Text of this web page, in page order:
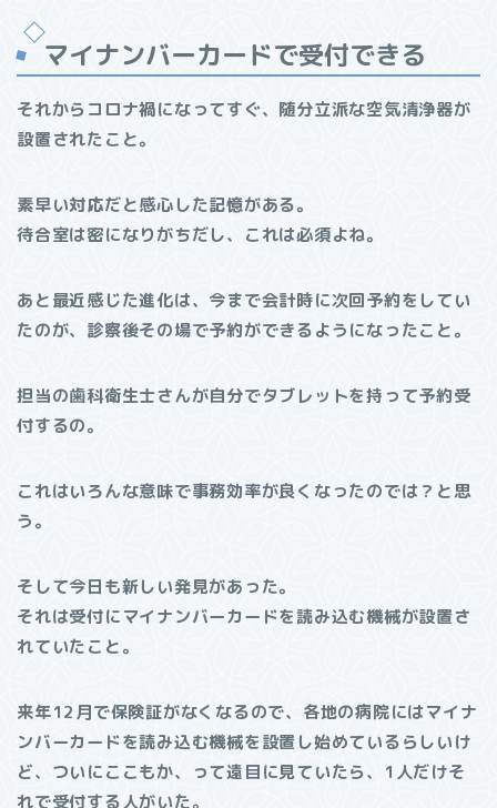
マイナンバーカードで受付できる
それからコロナ禍になってすぐ、随分立派な空気清浄器が
設置されたこと。
素早い対応だと感心した記憶がある。
待合室は密になりがちだし、これは必須よね。
あと最近感じた進化は、今まで会計時に次回予約をしてい
たのが、診察後その場で予約ができるようになったこと。
担当の歯科衛生士さんが自分でタブレットを持って予約受
付するの。
これはいろんな意味で事務効率が良くなったのでは？と思
う。
そして今日も新しい発見があった。
それは受付にマイナンバーカードを読み込む機械が設置さ
れていたこと。
来年12月で保険証がなくなるので、各地の病院にはマイナ
ンバーカードを読み込む機械を設置し始めているらしいけ
ど、ついにここもか、って遠目に見ていたら、1人だけそ
れで受付する人がいた。